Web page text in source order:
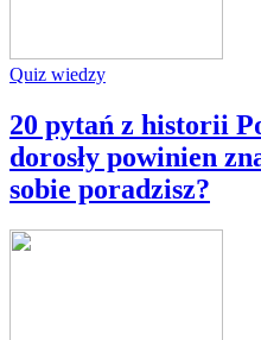
Quiz wiedzy
20 pytań z historii
dorosły powinien
sobie poradzisz?